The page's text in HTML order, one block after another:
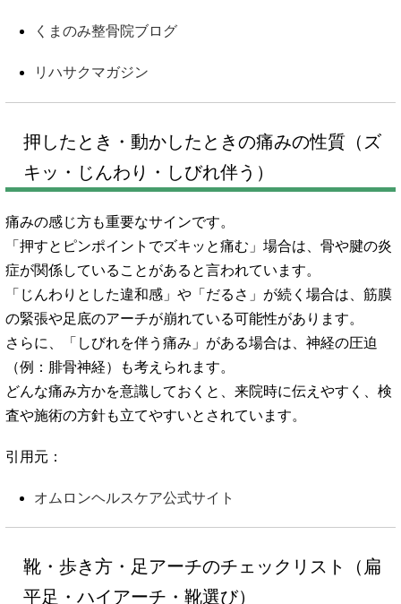
くまのみ整骨院ブログ
リハサクマガジン
押したとき・動かしたときの痛みの性質（ズ
キッ・じんわり・しびれ伴う）
痛みの感じ方も重要なサインです。
「押すとピンポイントでズキッと痛む」場合は、骨や腱の炎
症が関係していることがあると言われています。
「じんわりとした違和感」や「だるさ」が続く場合は、筋膜
の緊張や足底のアーチが崩れている可能性があります。
さらに、「しびれを伴う痛み」がある場合は、神経の圧迫
（例：腓骨神経）も考えられます。
どんな痛み方かを意識しておくと、来院時に伝えやすく、検
査や施術の方針も立てやすいとされています。
引用元：
オムロンヘルスケア公式サイト
靴・歩き方・足アーチのチェックリスト（扁
平足・ハイアーチ・靴選び）